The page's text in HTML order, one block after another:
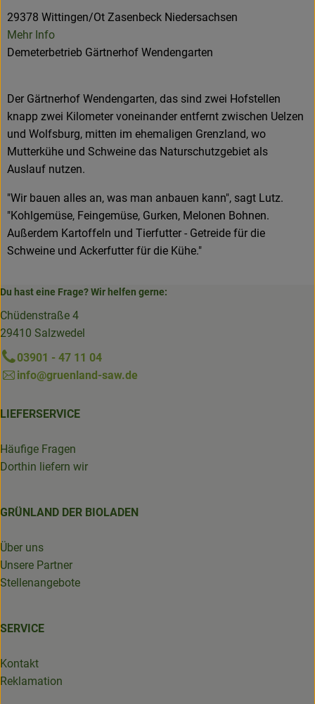
29378 Wittingen/Ot Zasenbeck Niedersachsen
Mehr Info
Demeterbetrieb Gärtnerhof Wendengarten
Der Gärtnerhof Wendengarten, das sind zwei Hofstellen
knapp zwei Kilometer voneinander entfernt zwischen Uelzen
und Wolfsburg, mitten im ehemaligen Grenzland, wo
Mutterkühe und Schweine das Naturschutzgebiet als
Auslauf nutzen.
"Wir bauen alles an, was man anbauen kann", sagt Lutz.
"Kohlgemüse, Feingemüse, Gurken, Melonen Bohnen.
Außerdem Kartoffeln und Tierfutter - Getreide für die
Schweine und Ackerfutter für die Kühe."
Du hast eine Frage? Wir helfen gerne:
Chüdenstraße 4
29410 Salzwedel
03901 - 47 11 04
info@gruenland-saw.de
LIEFERSERVICE
Häufige Fragen
Dorthin liefern wir
GRÜNLAND DER BIOLADEN
Über uns
Unsere Partner
Stellenangebote
SERVICE
Kontakt
Reklamation